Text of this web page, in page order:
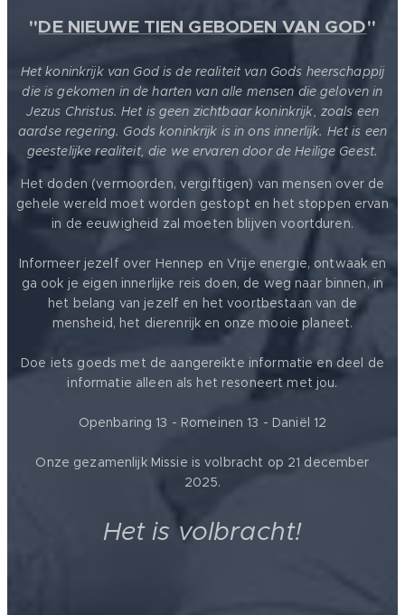
"DE NIEUWE TIEN GEBODEN VAN GOD"
Het koninkrijk van God is de realiteit van Gods heerschappij
die is gekomen in de harten van alle mensen die geloven in
Jezus Christus. Het is geen zichtbaar koninkrijk, zoals een
aardse regering. Gods koninkrijk is in ons innerlijk. Het is een
geestelijke realiteit, die we ervaren door de Heilige Geest.
Het doden (vermoorden, vergiftigen) van mensen over de
gehele wereld moet worden gestopt en het stoppen ervan
in de eeuwigheid zal moeten blijven voortduren.
Informeer jezelf over Hennep en Vrije energie, ontwaak en
ga ook je eigen innerlijke reis doen, de weg naar binnen, in
het belang van jezelf en het voortbestaan van de
mensheid, het dierenrijk en onze mooie planeet.
Doe iets goeds met de aangereikte informatie en deel de
informatie alleen als het resoneert met jou.
Openbaring 13 - Romeinen 13 - Daniël 12
Onze gezamenlijk Missie is volbracht op 21 december
2025.
Het is volbracht!